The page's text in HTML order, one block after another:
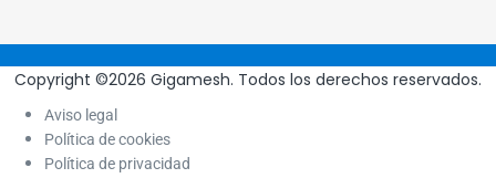
Copyright ©2026 Gigamesh. Todos los derechos reservados.
Aviso legal
Política de cookies
Política de privacidad